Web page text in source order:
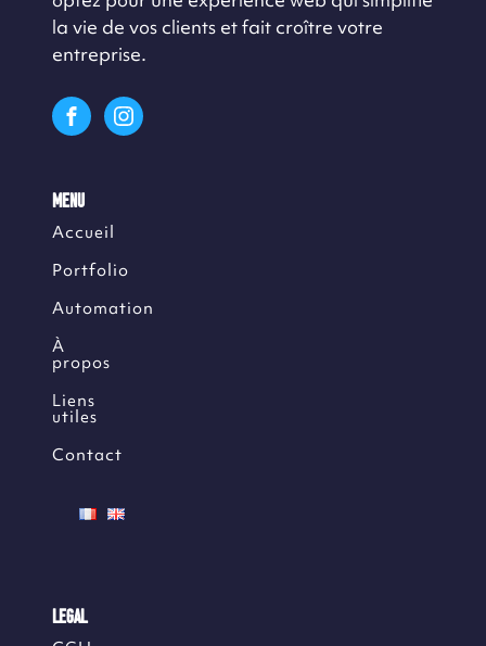
la vie de vos clients et fait croître votre
entreprise.
MENU
Accueil
Portfolio
Automation
À
propos
Liens
utiles
Contact
LEGAL